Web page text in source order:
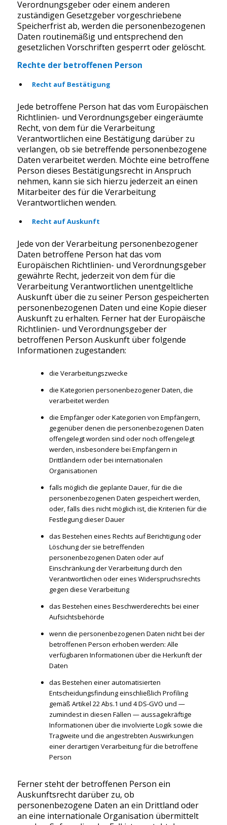
Verordnungsgeber oder einem anderen
zuständigen Gesetzgeber vorgeschriebene
Speicherfrist ab, werden die personenbezogenen
Daten routinemäßig und entsprechend den
gesetzlichen Vorschriften gesperrt oder gelöscht.
Rechte der betroffenen Person
Recht auf Bestätigung
Jede betroffene Person hat das vom Europäischen
Richtlinien- und Verordnungsgeber eingeräumte
Recht, von dem für die Verarbeitung
Verantwortlichen eine Bestätigung darüber zu
verlangen, ob sie betreffende personenbezogene
Daten verarbeitet werden. Möchte eine betroffene
Person dieses Bestätigungsrecht in Anspruch
nehmen, kann sie sich hierzu jederzeit an einen
Mitarbeiter des für die Verarbeitung
Verantwortlichen wenden.
Recht auf Auskunft
Jede von der Verarbeitung personenbezogener
Daten betroffene Person hat das vom
Europäischen Richtlinien- und Verordnungsgeber
gewährte Recht, jederzeit von dem für die
Verarbeitung Verantwortlichen unentgeltliche
Auskunft über die zu seiner Person gespeicherten
personenbezogenen Daten und eine Kopie dieser
Auskunft zu erhalten. Ferner hat der Europäische
Richtlinien- und Verordnungsgeber der
betroffenen Person Auskunft über folgende
Informationen zugestanden:
die Verarbeitungszwecke
die Kategorien personenbezogener Daten, die
verarbeitet werden
die Empfänger oder Kategorien von Empfängern,
gegenüber denen die personenbezogenen Daten
offengelegt worden sind oder noch offengelegt
werden, insbesondere bei Empfängern in
Drittländern oder bei internationalen
Organisationen
falls möglich die geplante Dauer, für die die
personenbezogenen Daten gespeichert werden,
oder, falls dies nicht möglich ist, die Kriterien für die
Festlegung dieser Dauer
das Bestehen eines Rechts auf Berichtigung oder
Löschung der sie betreffenden
personenbezogenen Daten oder auf
Einschränkung der Verarbeitung durch den
Verantwortlichen oder eines Widerspruchsrechts
gegen diese Verarbeitung
das Bestehen eines Beschwerderechts bei einer
Aufsichtsbehörde
wenn die personenbezogenen Daten nicht bei der
betroffenen Person erhoben werden: Alle
verfügbaren Informationen über die Herkunft der
Daten
das Bestehen einer automatisierten
Entscheidungsfindung einschließlich Profiling
gemäß Artikel 22 Abs.1 und 4 DS-GVO und —
zumindest in diesen Fällen — aussagekräftige
Informationen über die involvierte Logik sowie die
Tragweite und die angestrebten Auswirkungen
einer derartigen Verarbeitung für die betroffene
Person
Ferner steht der betroffenen Person ein
Auskunftsrecht darüber zu, ob
personenbezogene Daten an ein Drittland oder
an eine internationale Organisation übermittelt